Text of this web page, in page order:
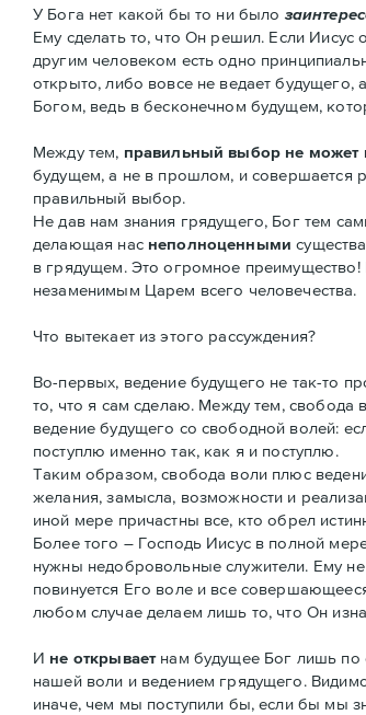
У Бога нет какой бы то ни было
Ему сделать то, что Он решил. Если
другим человеком есть одно
открыто, либо вовсе не ведает
Богом, ведь в бесконечном будущем,
Между тем, правильный выбор не может
будущем, а не в прошлом, и совершается
правильный выбор.
Не дав нам знания грядущего, Бог тем
делающая нас неполноценными
в грядущем. Это огромное преимущество!
незаменимым Царем всего человечества.
Что вытекает из этого рассуждения?
Во-первых, ведение будущего не так-то
то, что я сам сделаю. Между тем, свобода
ведение будущего со свободной волей:
поступлю именно так, как я и поступлю.
Таким образом, свобода воли плюс
желания, замысла, возможности и
иной мере причастны все, кто обрел
Более того – Господь Иисус в полной
нужны недобровольные служители. Ему
повинуется Его воле и все
любом случае делаем лишь то, что Он
И не открываетнам будущее Бог лишь по
нашей воли и ведением грядущего.
иначе, чем мы поступили бы, если бы мы